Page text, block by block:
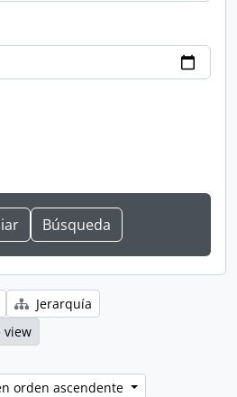
Jerarquía
view
orden ascendente